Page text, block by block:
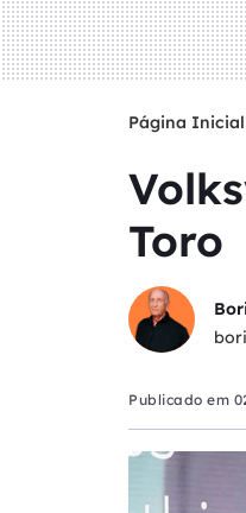
Página Inicial
Toro
Publicado em